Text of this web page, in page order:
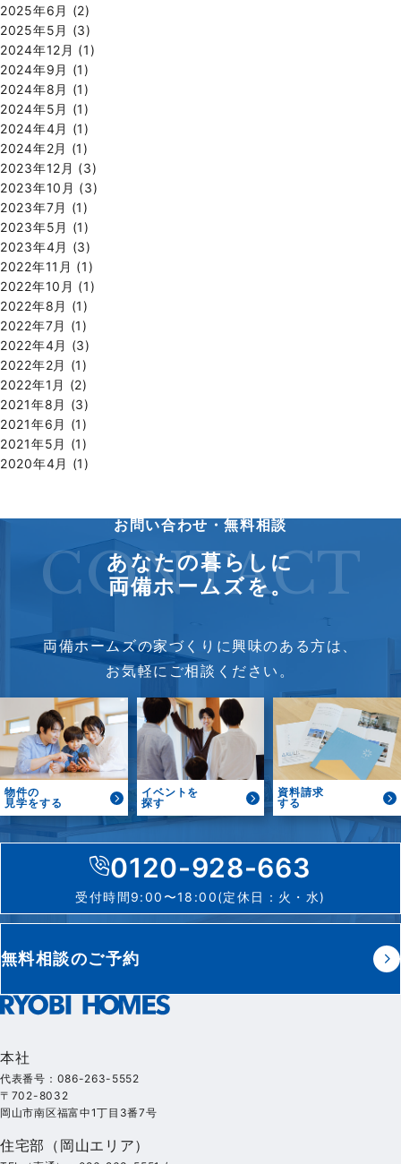
2025年6月 (2)
2025年5月 (3)
2024年12月 (1)
2024年9月 (1)
2024年8月 (1)
2024年5月 (1)
2024年4月 (1)
2024年2月 (1)
2023年12月 (3)
2023年10月 (3)
2023年7月 (1)
2023年5月 (1)
2023年4月 (3)
2022年11月 (1)
2022年10月 (1)
2022年8月 (1)
2022年7月 (1)
2022年4月 (3)
2022年2月 (1)
2022年1月 (2)
2021年8月 (3)
2021年6月 (1)
2021年5月 (1)
2020年4月 (1)
お問い合わせ・無料相談
CONTACT
あなたの暮らしに
両備ホームズを。
両備ホームズの家づくりに興味のある方は、
お気軽にご相談ください。
物件の
見学をする
イベントを
探す
資料請求
する
0120-928-663
受付時間9:00〜18:00(定休日：火・水)
無料相談のご予約
本社
代表番号：086-263-5552
〒702-8032
岡山市南区福富中1丁目3番7号
住宅部（岡山エリア）